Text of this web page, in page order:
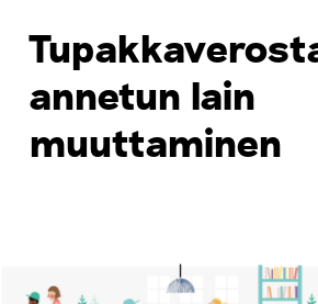
annetun lain
muuttaminen